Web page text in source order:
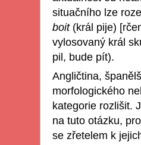
situačního lze
boit (král pije)
vylosovaný král
pil, bude pít).
Angličtina,
morfologického
kategorie rozlišit.
na tuto otázku,
se zřetelem k